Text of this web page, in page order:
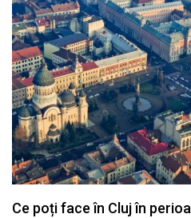
Ce poți face în Cluj în